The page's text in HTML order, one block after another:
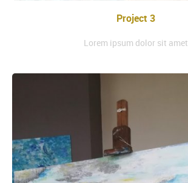
Project 3
Lorem ipsum dolor sit amet